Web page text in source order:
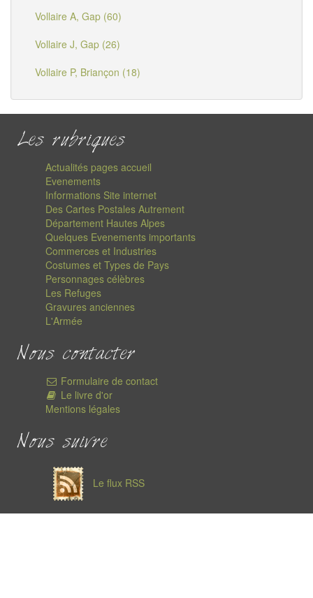
Vollaire A, Gap (60)
Vollaire J, Gap (26)
Vollaire P, Briançon (18)
Les rubriques
Actualités pages accueil
Evenements
Informations Site internet
Des Cartes Postales Autrement
Département Hautes Alpes
Quelques Evenements importants
Commerces et Industries
Costumes et Types de Pays
Personnages célèbres
Les Refuges
Gravures anciennes
L'Armée
Nous contacter
Formulaire de contact
Le livre d'or
Mentions légales
Nous suivre
Le flux RSS